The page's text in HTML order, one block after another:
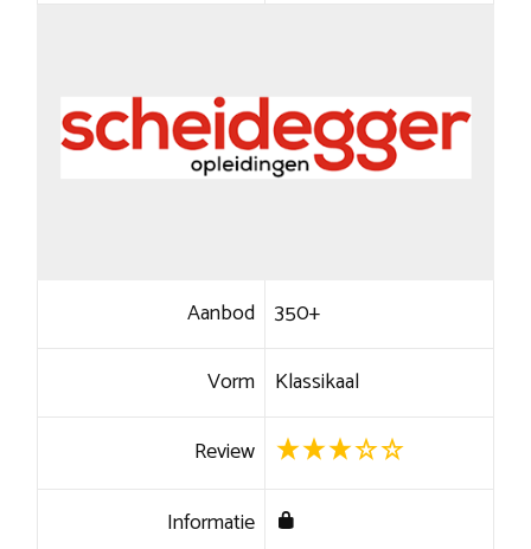
Aanbod 350+
Vorm Klassikaal
Review
Informatie